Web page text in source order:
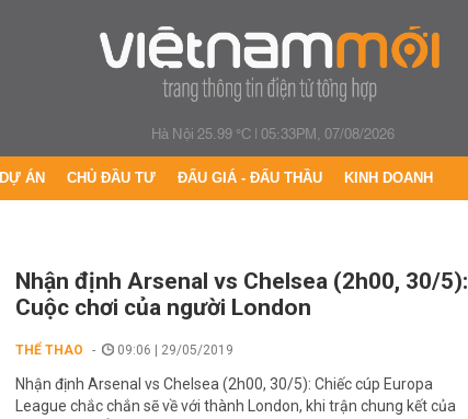
Hà Nội 25.99 °C|05:33PM, 07/08/2026
DỰ ÁN CHỦ ĐẦU TƯ ĐẤU GIÁ - ĐẤU THẦU KINH DOANH
Nhận định Arsenal vs Chelsea (2h00, 30/5):
Cuộc chơi của người London
THỂ THAO 09:06 | 29/05/2019
Nhận định Arsenal vs Chelsea (2h00, 30/5): Chiếc cúp Europa
League chắc chắn sẽ về với thành London, khi trận chung kết của